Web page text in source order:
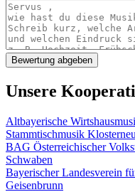
Unsere
Altbayerische Wirtshausmusi
Stammtischmusik
BAG Österreichischer
Schwaben
Bayerischer Landesverein
Geisenbrunn